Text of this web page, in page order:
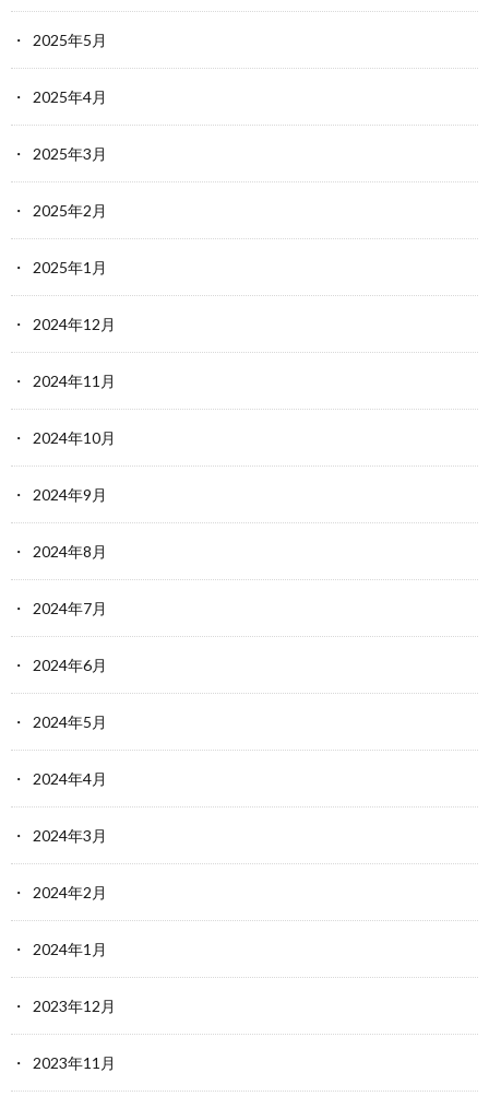
2025年5月
2025年4月
2025年3月
2025年2月
2025年1月
2024年12月
2024年11月
2024年10月
2024年9月
2024年8月
2024年7月
2024年6月
2024年5月
2024年4月
2024年3月
2024年2月
2024年1月
2023年12月
2023年11月